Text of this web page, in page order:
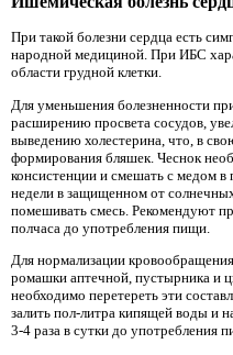
При такой болезни сердца есть
народной медициной. При ИБС
области грудной клетки.
Для уменьшения болезненности
расширению просвета сосудов,
выведению холестерина, что, в
формирования бляшек. Чеснок
консистенции и смешать с медом в
недели в защищенном от
помешивать смесь. Рекомендуют
полчаса до употребления пищи.
Для нормализации
ромашки аптечной, пустырника и
необходимо перетереть эти
залить пол-литра кипящей воды и
3-4 раза в сутки до употребления